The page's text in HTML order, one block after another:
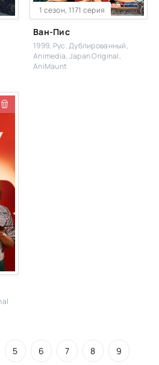
1 сезон, 1171 серия
Ван-Пис
1999, Рус. Дублированный,
Animedia, Japan Original,
AniMaunt
5 6 7 8 9